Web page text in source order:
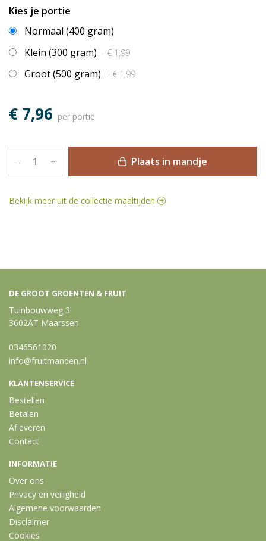
Kies je portie
Normaal (400 gram)
Klein (300 gram) – € 1,99
Groot (500 gram) + € 1,99
€ 7,96 per portie
– + Plaats in mandje
Bekijk meer uit de collectie maaltijden
DE GROOT GROENTEN & FRUIT
Tuinbouwweg 3
3602AT Maarssen
0346561020
info@fruitmanden.nl
KLANTENSERVICE
Bestellen
Betalen
Afleveren
Contact
INFORMATIE
Over ons
Privacy en veiligheid
Algemene voorwaarden
Disclaimer
Cookies